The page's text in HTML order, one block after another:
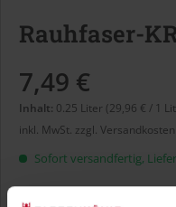
Rauhfaser-
7,49 €
Inhalt: 0.25 Liter (29,96 € / 1
inkl. MwSt. zzgl. Versandkosten
Sofort versandfertig,
Liter: